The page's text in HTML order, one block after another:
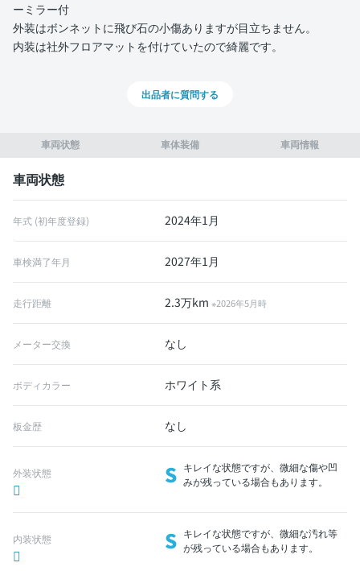
車両状態 車体装備 車両情報
車両状態
年式 (初年度登録) 2024年1月
車検満了年月 2027年1月
走行距離 2.3万km※2026年5月時
メーター交換 なし
ボディカラー ホワイト系
板金歴 なし
外装状態 S キレイな状態ですが、微細な傷や凹
みが残っている場合もあります。
内装状態 S キレイな状態ですが、微細な汚れ等
が残っている場合もあります。
ーミラー付
外装はボンネットに飛び石の小傷ありますが目立ちません。
内装は社外フロアマットを付けていたので綺麗です。
出品者に質問する